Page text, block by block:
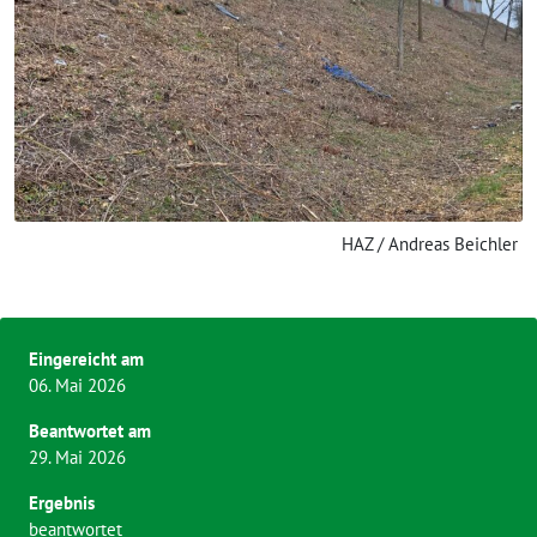
HAZ / Andreas Beichler
Eingereicht am
06. Mai 2026
Beantwortet am
29. Mai 2026
Ergebnis
beantwortet